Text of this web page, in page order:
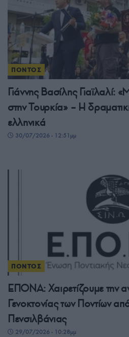
ΠΟΝΤΟΣ
Γιάννης Βασίλης Γιαϊλαλί:
στην Τουρκία» – Η
ελληνικά
30/07/2026 - 12:51μμ
ΠΟΝΤΟΣ
ΕΠΟΝΑ: Χαιρετίζουμε την
Γενοκτονίας των Ποντίων
Πενσιλβάνιας
29/07/2026 - 10:28μμ